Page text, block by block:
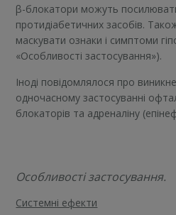
β-блокатори можуть посилювати
протидіабетичних засобів.
маскувати ознаки і симптоми
«Особливості застосування»).
Іноді повідомлялося про
одночасному застосуванні
блокаторів та адреналіну
Особливості застосування.
Системні ефекти